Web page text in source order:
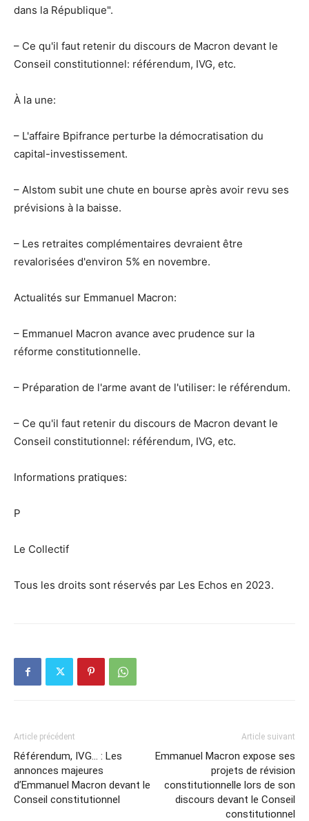
dans la République".
– Ce qu'il faut retenir du discours de Macron devant le
Conseil constitutionnel: référendum, IVG, etc.
À la une:
– L'affaire Bpifrance perturbe la démocratisation du
capital-investissement.
– Alstom subit une chute en bourse après avoir revu ses
prévisions à la baisse.
– Les retraites complémentaires devraient être
revalorisées d'environ 5% en novembre.
Actualités sur Emmanuel Macron:
– Emmanuel Macron avance avec prudence sur la
réforme constitutionnelle.
– Préparation de l'arme avant de l'utiliser: le référendum.
– Ce qu'il faut retenir du discours de Macron devant le
Conseil constitutionnel: référendum, IVG, etc.
Informations pratiques:
P
Le Collectif
Tous les droits sont réservés par Les Echos en 2023.
Article précédent
Référendum, IVG… : Les
annonces majeures
d’Emmanuel Macron devant le
Conseil constitutionnel
Article suivant
Emmanuel Macron expose ses
projets de révision
constitutionnelle lors de son
discours devant le Conseil
constitutionnel